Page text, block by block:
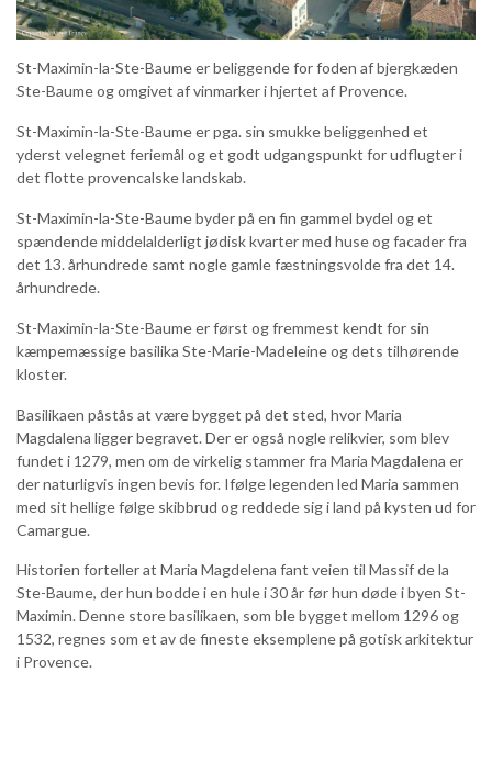
St-Maximin-la-Ste-Baume er beliggende for foden af bjergkæden
Ste-Baume og omgivet af vinmarker i hjertet af Provence.
St-Maximin-la-Ste-Baume er pga. sin smukke beliggenhed et
yderst velegnet feriemål og et godt udgangspunkt for udflugter i
det flotte provencalske landskab.
St-Maximin-la-Ste-Baume byder på en fin gammel bydel og et
spændende middelalderligt jødisk kvarter med huse og facader fra
det 13. århundrede samt nogle gamle fæstningsvolde fra det 14.
århundrede.
St-Maximin-la-Ste-Baume er først og fremmest kendt for sin
kæmpemæssige basilika Ste-Marie-Madeleine og dets tilhørende
kloster.
Basilikaen påstås at være bygget på det sted, hvor Maria
Magdalena ligger begravet. Der er også nogle relikvier, som blev
fundet i 1279, men om de virkelig stammer fra Maria Magdalena er
der naturligvis ingen bevis for. Ifølge legenden led Maria sammen
med sit hellige følge skibbrud og reddede sig i land på kysten ud for
Camargue.
Historien forteller at Maria Magdelena fant veien til Massif de la
Ste-Baume, der hun bodde i en hule i 30 år før hun døde i byen St-
Maximin. Denne store basilikaen, som ble bygget mellom 1296 og
1532, regnes som et av de fineste eksemplene på gotisk arkitektur
i Provence.